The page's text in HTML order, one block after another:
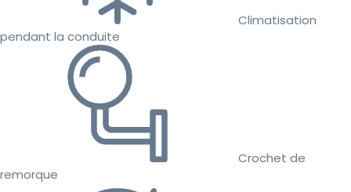
Climatisation
pendant la conduite
Crochet de
remorque